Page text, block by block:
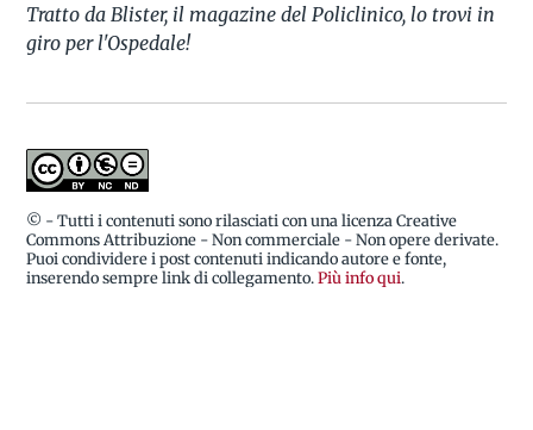
Tratto da Blister, il magazine del Policlinico, lo trovi in
giro per l'Ospedale!
© - Tutti i contenuti sono rilasciati con una licenza Creative
Commons Attribuzione - Non commerciale - Non opere derivate.
Puoi condividere i post contenuti indicando autore e fonte,
inserendo sempre link di collegamento.Più info qui.